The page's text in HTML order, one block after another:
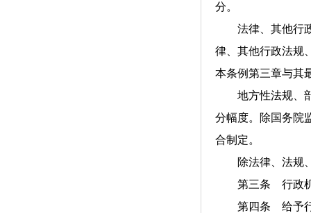
分。
法律、其他行政
律、其他行政法规
本条例第三章与其
地方性法规、部
分幅度。除国务院
合制定。
除法律、法规、
第三条 行政机关
第四条 给予行政